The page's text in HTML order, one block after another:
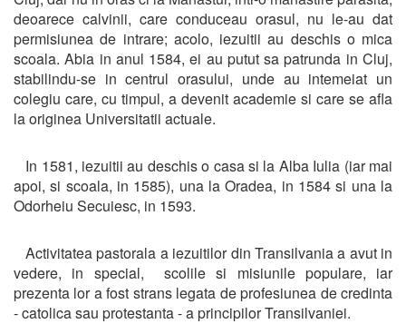
deoarece calvinii, care conduceau orasul, nu le-au dat
permisiunea de intrare; acolo, iezuitii au deschis o mica
scoala. Abia in anul 1584, ei au putut sa patrunda in Cluj,
stabilindu-se in centrul orasului, unde au intemeiat un
colegiu care, cu timpul, a devenit academie si care se afla
la originea Universitatii actuale.
In 1581, iezuitii au deschis o casa si la Alba Iulia (iar mai
apoi, si scoala, in 1585), una la Oradea, in 1584 si una la
Odorheiu Secuiesc, in 1593.
Activitatea pastorala a iezuitilor din Transilvania a avut in
vedere, in special, scolile si misiunile populare, iar
prezenta lor a fost strans legata de profesiunea de credinta
- catolica sau protestanta - a principilor Transilvaniei.